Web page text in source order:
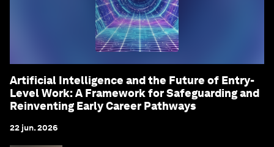
Artificial Intelligence and the Future of Entry-
Level Work: A Framework for Safeguarding and
Reinventing Early Career Pathways
22 jun. 2026